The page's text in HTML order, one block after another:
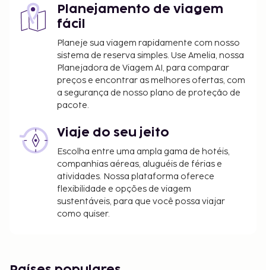
Planejamento de viagem
fácil
Planeje sua viagem rapidamente com nosso
sistema de reserva simples. Use Amelia, nossa
Planejadora de Viagem AI, para comparar
preços e encontrar as melhores ofertas, com
a segurança de nosso plano de proteção de
pacote.
Viaje do seu jeito
Escolha entre uma ampla gama de hotéis,
companhias aéreas, aluguéis de férias e
atividades. Nossa plataforma oferece
flexibilidade e opções de viagem
sustentáveis, para que você possa viajar
como quiser.